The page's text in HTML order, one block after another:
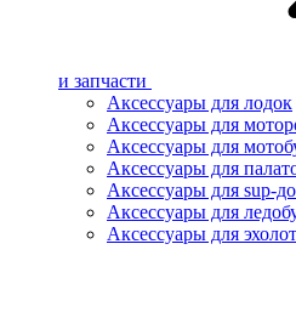
и запчасти
Аксессуары для лодок
Аксессуары для
Аксессуары для
Аксессуары для
Аксессуары для sup-
Аксессуары для
Аксессуары для